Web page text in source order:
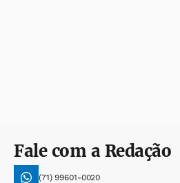
Fale com a Redação
(71) 99601-0020